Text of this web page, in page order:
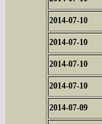
2014-07-10
2014-07-10
2014-07-10
2014-07-10
2014-07-09